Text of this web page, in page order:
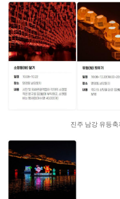
진주 남강 유등